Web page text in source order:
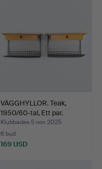
VÄGGHYLLOR. Teak,
1950/60-tal, Ett par.
Klubbades 5 nov 2025
6 bud
169 USD